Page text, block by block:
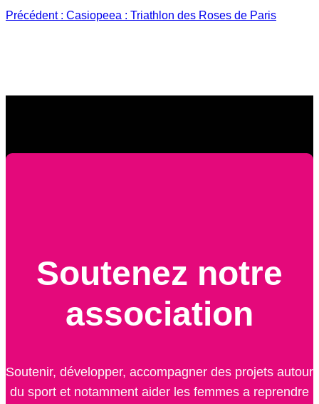
Précédent : Casiopeea : Triathlon des Roses de Paris
Soutenez notre
association
Soutenir, développer, accompagner des projets autour
du sport et notamment aider les femmes a reprendre